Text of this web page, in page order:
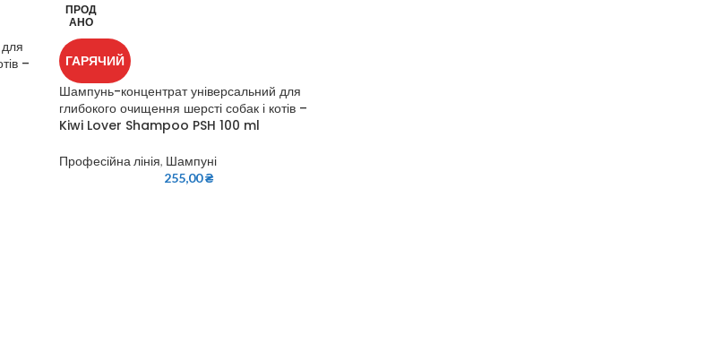
–
ПРОД
АНО
ГАРЯЧИЙ
Шампунь-концентрат універсальний для
глибокого очищення шерсті собак і котів –
Kiwi Lover Shampoo PSH 100 ml
Професійна лінія, Шампуні
255,00₴